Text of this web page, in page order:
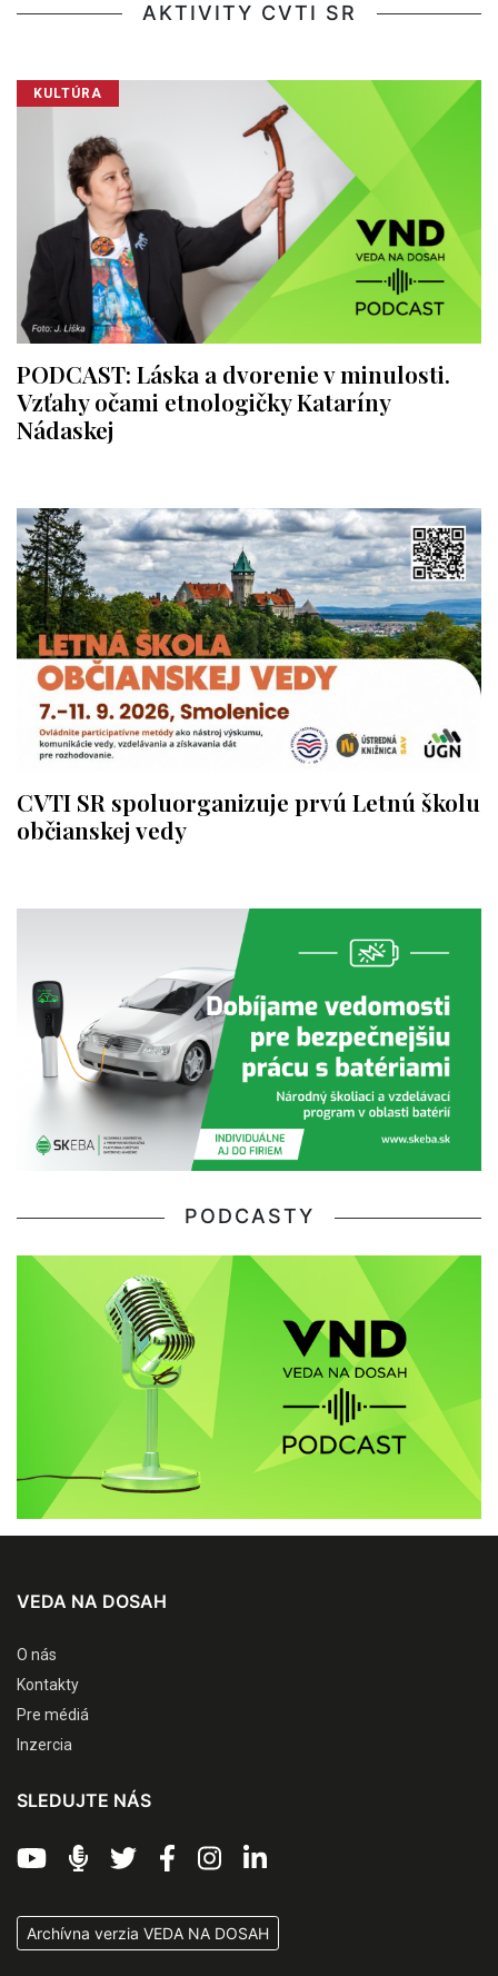
AKTIVITY CVTI SR
KULTÚRA
PODCAST: Láska a dvorenie v minulosti.
Vzťahy očami etnologičky Kataríny
Nádaskej
CVTI SR spoluorganizuje prvú Letnú školu
občianskej vedy
PODCASTY
VEDA NA DOSAH
O nás
Kontakty
Pre médiá
Inzercia
SLEDUJTE NÁS
Archívna verzia VEDA NA DOSAH